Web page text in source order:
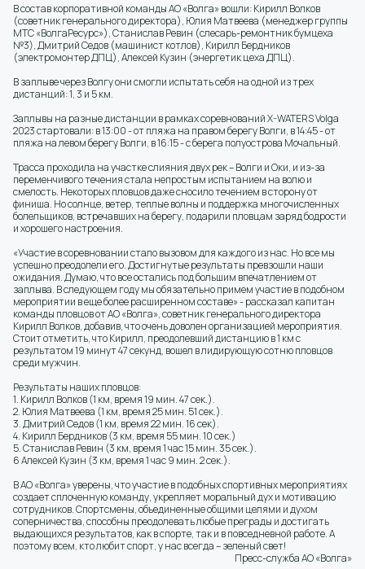
В состав корпоративной команды АО «Волга» вошли: Кирилл Волков
(советник генерального директора), Юлия Матвеева (менеджер группы
МТС «ВолгаРесурс»), Станислав Ревин (слесарь-ремонтник бумцеха
№3), Дмитрий Седов (машинист котлов), Кирилл Бердников
(электромонтер ДПЦ), Алексей Кузин (энергетик цеха ДПЦ).
В заплыве через Волгу они смогли испытать себя на одной из трех
дистанций: 1, 3 и 5 км.
Заплывы на разные дистанции в рамках соревнований X-WATERS Volgа
2023 стартовали: в 13:00 - от пляжа на правом берегу Волги, в 14:45 - от
пляжа на левом берегу Волги, в 16:15 - с берега полуострова Мочальный.
Трасса проходила на участке слияния двух рек – Волги и Оки, и из-за
переменчивого течения стала непростым испытанием на волю и
смелость. Некоторых пловцов даже сносило течением в сторону от
финиша. Но солнце, ветер, теплые волны и поддержка многочисленных
болельщиков, встречавших на берегу, подарили пловцам заряд бодрости
и хорошего настроения.
«Участие в соревновании стало вызовом для каждого из нас. Но все мы
успешно преодолели его. Достигнутые результаты превзошли наши
ожидания. Думаю, что все остались под большим впечатлением от
заплыва. В следующем году мы обязательно примем участие в подобном
мероприятии в еще более расширенном составе» - рассказал капитан
команды пловцов от АО «Волга», советник генерального директора
Кирилл Волков, добавив, что очень доволен организацией мероприятия.
Стоит отметить, что Кирилл, преодолевший дистанцию в 1 км с
результатом 19 минут 47 секунд, вошел в лидирующую сотню пловцов
среди мужчин.
Результаты наших пловцов:
1. Кирилл Волков (1 км, время 19 мин. 47 сек.).
2. Юлия Матвеева (1 км, время 25 мин. 51 сек.).
3. Дмитрий Седов (1 км, время 22 мин. 16 сек).
4. Кирилл Бердников (3 км, время 55 мин. 10 сек.)
5. Станислав Ревин (3 км, время 1 час 15 мин. 35 сек.).
6 Алексей Кузин (3 км, время 1 час 9 мин. 2 сек.).
В АО «Волга» уверены, что участие в подобных спортивных мероприятиях
создает сплоченную команду, укрепляет моральный дух и мотивацию
сотрудников. Спортсмены, объединенные общими целями и духом
соперничества, способны преодолевать любые преграды и достигать
выдающихся результатов, как в спорте, так и в повседневной работе. А
поэтому всем, кто любит спорт, у нас всегда – зеленый свет!
Пресс-служба АО «Волга»